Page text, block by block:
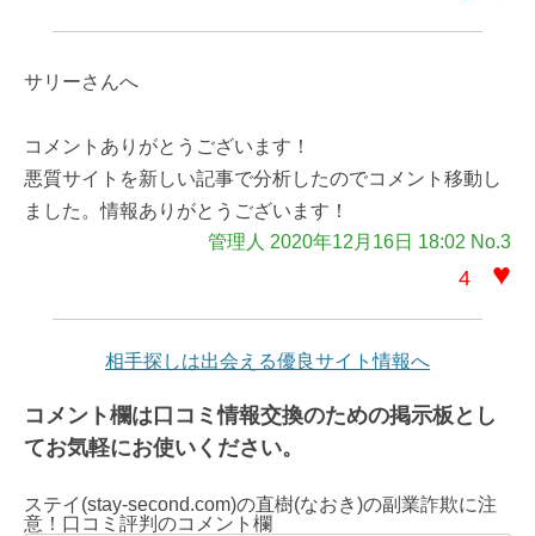
サリーさんへ
コメントありがとうございます！
悪質サイトを新しい記事で分析したのでコメント移動し
ました。情報ありがとうございます！
管理人 2020年12月16日 18:02 No.3
4 ♥
相手探しは出会える優良サイト情報へ
コメント欄は口コミ情報交換のための掲示板とし
てお気軽にお使いください。
ステイ(stay-second.com)の直樹(なおき)の副業詐欺に注
意！口コミ評判のコメント欄